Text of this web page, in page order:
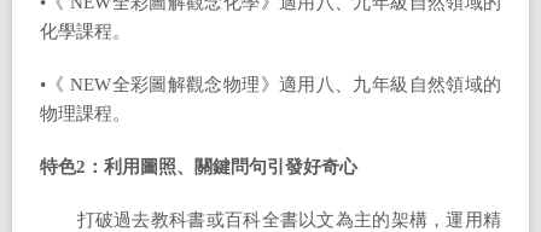
化學課程。
•《 NEW全彩圖解觀念物理》適用八、九年級自然領域的
物理課程。
特色2 ：利用圖照、關鍵問句引發好奇心
打破過去教科書或百科全書以文為主的架構，運用精